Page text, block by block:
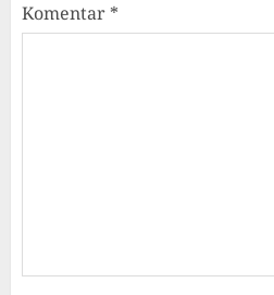
Komentar *